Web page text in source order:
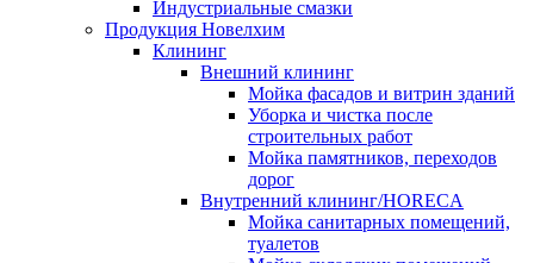
Индустриальные смазки
Продукция Новелхим
Клининг
Внешний клининг
Мойка фасадов и витрин зданий
Уборка и чистка после
строительных работ
Мойка памятников, переходов
дорог
Внутренний клининг/HORECA
Мойка санитарных помещений,
туалетов